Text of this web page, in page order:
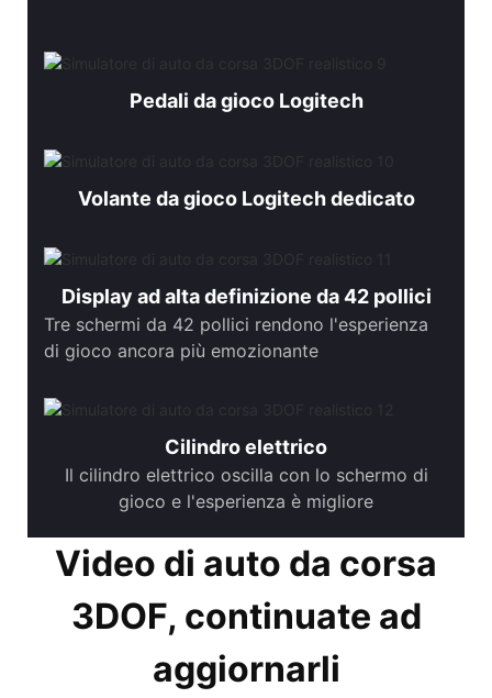
Pedali da gioco Logitech
Volante da gioco Logitech dedicato
Display ad alta definizione da 42 pollici
Tre schermi da 42 pollici rendono l'esperienza
di gioco ancora più emozionante
Cilindro elettrico
Il cilindro elettrico oscilla con lo schermo di
gioco e l'esperienza è migliore
Video di auto da corsa
3DOF, continuate ad
aggiornarli